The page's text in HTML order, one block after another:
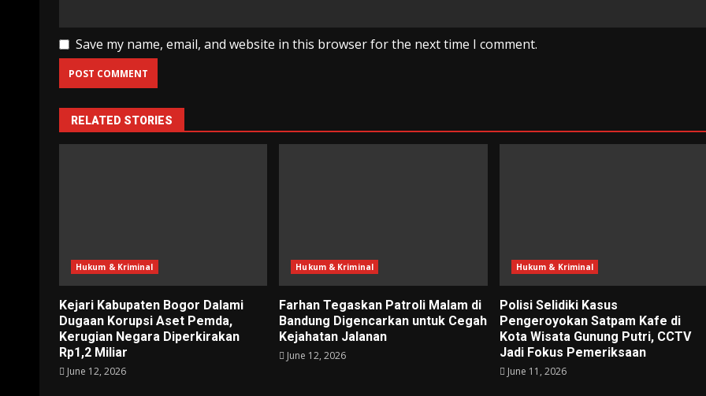
Save my name, email, and website in this browser for the next time I comment.
RELATED STORIES
Hukum & Kriminal
Kejari Kabupaten Bogor Dalami
Dugaan Korupsi Aset Pemda,
Kerugian Negara Diperkirakan
Rp1,2 Miliar
June 12, 2026
Hukum & Kriminal
Farhan Tegaskan Patroli Malam di
Bandung Digencarkan untuk Cegah
Kejahatan Jalanan
June 12, 2026
Hukum & Kriminal
Polisi Selidiki Kasus
Pengeroyokan Satpam Kafe di
Kota Wisata Gunung Putri, CCTV
Jadi Fokus Pemeriksaan
June 11, 2026